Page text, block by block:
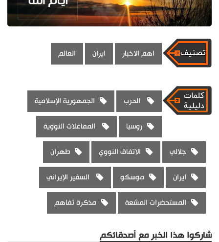
اهم الاخبار ايران العالم
الحرب الجمهورية الإسلامية
روسيا المفاعلات النووية
جلالي الاتفاق النووي طهران
ايران موسكو السفير الإيراني
المستحضرات المشعة مذكرة تفاهم
شاركوا هذا الخبر مع أصدقائكم